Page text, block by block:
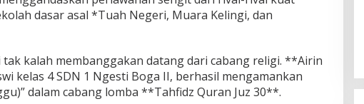
dasar asal *Tuah Negeri, Muara Kelingi, dan
kalah membanggakan datang dari cabang religi. **Airin
kelas 4 SDN 1 Ngesti Boga II, berhasil mengamankan
dalam cabang lomba **Tahfidz Quran Juz 30**.
Himpunan Wanita UNPARI Salurkan
Bantuan bagi Korban Kebakaran